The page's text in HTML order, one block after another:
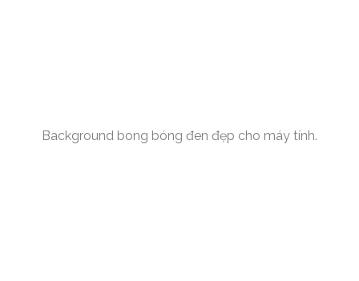
Background bong bóng đen đẹp cho máy tính.